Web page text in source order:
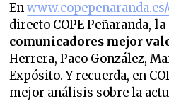
En
directo COPE Peñaranda, la
comunicadores mejor
Herrera, Paco González,
Expósito. Y recuerda, en
mejor análisis sobre la